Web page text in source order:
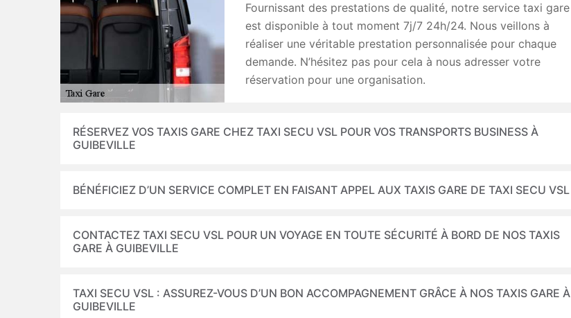
Fournissant des prestations de qualité, notre service taxi gare
est disponible à tout moment 7j/7 24h/24. Nous veillons à
réaliser une véritable prestation personnalisée pour chaque
demande. N’hésitez pas pour cela à nous adresser votre
réservation pour une organisation.
RÉSERVEZ VOS TAXIS GARE CHEZ TAXI SECU VSL POUR VOS TRANSPORTS BUSINESS À
GUIBEVILLE
BÉNÉFICIEZ D’UN SERVICE COMPLET EN FAISANT APPEL AUX TAXIS GARE DE TAXI SECU VSL
CONTACTEZ TAXI SECU VSL POUR UN VOYAGE EN TOUTE SÉCURITÉ À BORD DE NOS TAXIS
GARE À GUIBEVILLE
TAXI SECU VSL : ASSUREZ-VOUS D’UN BON ACCOMPAGNEMENT GRÂCE À NOS TAXIS GARE À
GUIBEVILLE